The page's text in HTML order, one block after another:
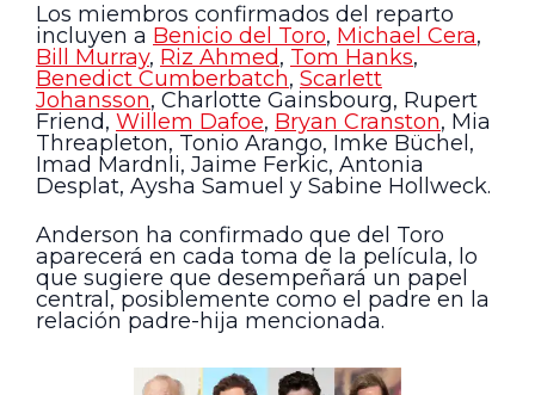
Los miembros confirmados del reparto
incluyen a Benicio del Toro, Michael Cera,
Bill Murray, Riz Ahmed, Tom Hanks,
Benedict Cumberbatch, Scarlett
Johansson, Charlotte Gainsbourg, Rupert
Friend, Willem Dafoe, Bryan Cranston, Mia
Threapleton, Tonio Arango, Imke Büchel,
Imad Mardnli, Jaime Ferkic, Antonia
Desplat, Aysha Samuel y Sabine Hollweck.
Anderson ha confirmado que del Toro
aparecerá en cada toma de la película, lo
que sugiere que desempeñará un papel
central, posiblemente como el padre en la
relación padre-hija mencionada.